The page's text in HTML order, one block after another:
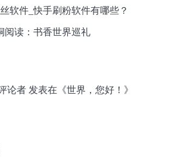
软件_快手刷粉软件有哪些？
阅读：书香世界巡礼
论者发表在《世界，您好！ 》